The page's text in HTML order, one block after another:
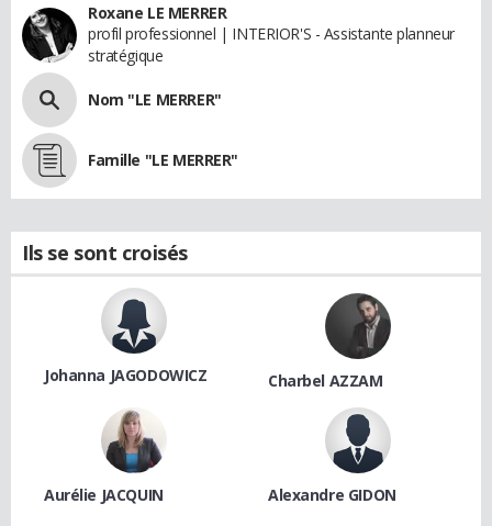
Roxane LE MERRER
profil professionnel | INTERIOR'S - Assistante planneur
stratégique
Nom "LE MERRER"
Famille "LE MERRER"
Ils se sont croisés
Johanna JAGODOWICZ Charbel AZZAM
Aurélie JACQUIN Alexandre GIDON